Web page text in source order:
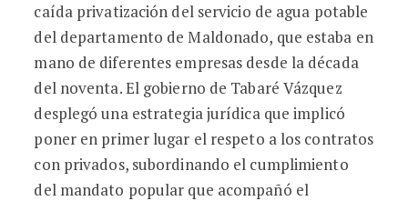
caída privatización del servicio de agua potable
del departamento de Maldonado, que estaba en
mano de diferentes empresas desde la década
del noventa. El gobierno de Tabaré Vázquez
desplegó una estrategia jurídica que implicó
poner en primer lugar el respeto a los contratos
con privados, subordinando el cumplimiento
del mandato popular que acompañó el